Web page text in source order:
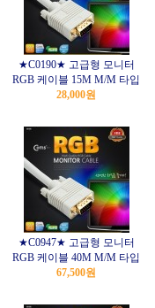
★C0190★ 고급형 모니터
RGB 케이블 15M M/M 타입
28,000원
★C0947★ 고급형 모니터
RGB 케이블 40M M/M 타입
67,500원